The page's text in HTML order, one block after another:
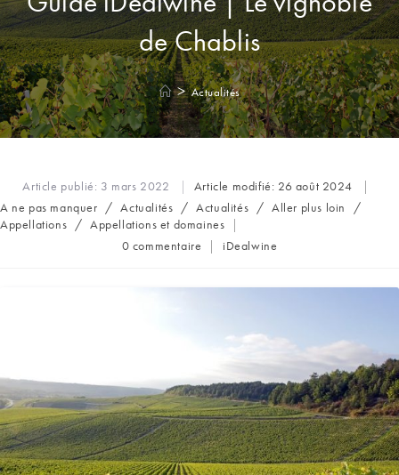
de Chablis
> Actualités
Article publié: 3 mars 2022 Article modifié: 26 août 2024
Post
category:
A ne pas manquer / Actualités / Actualités / Aller plus loin
/
Appellations / Appellations et domaines
Commentaires
0 commentaire
Auteur/autrice
iDealwine